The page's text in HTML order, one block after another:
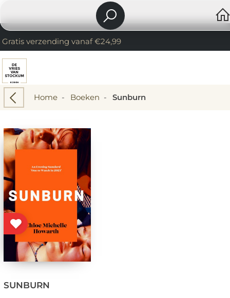
Gratis verzending vanaf €24,99
Home- Boeken - Sunburn
SUNBURN